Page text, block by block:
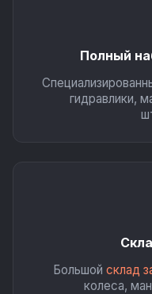
Полный
гидравлики,
Большой склад
колеса,